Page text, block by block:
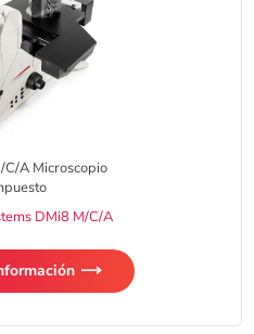
C/A Microscopio
DMi8 M/C/A